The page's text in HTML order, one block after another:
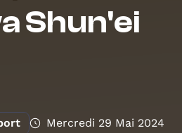
Shun'ei
Mercredi 29 Mai 2024